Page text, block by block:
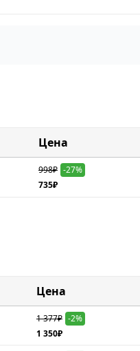
Цена
998₽ -27%
735₽
Цена
1 377₽ -2%
1 350₽